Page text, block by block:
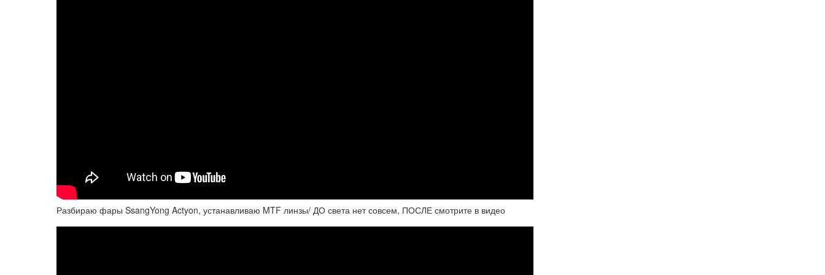
Разбираю фары SsangYong Actyon, устанавливаю MTF линзы/ ДО света нет совсем, ПОСЛЕ смотрите в видео